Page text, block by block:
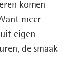
komen
meer
eigen
de smaak